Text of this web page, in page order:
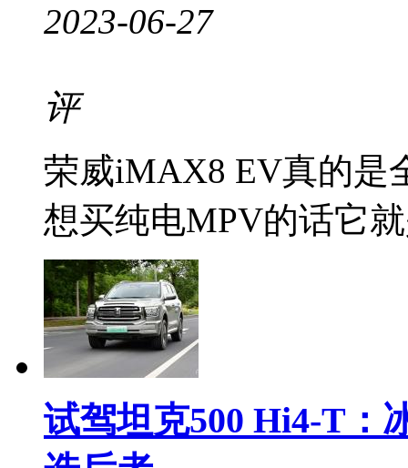
2023-06-27
评
荣威iMAX8 EV真的是
想买纯电MPV的话它
试驾坦克500 Hi4-T：